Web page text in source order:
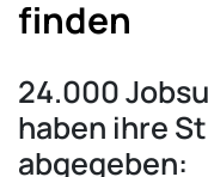
finden
24.000
haben ihre
abgegeben: